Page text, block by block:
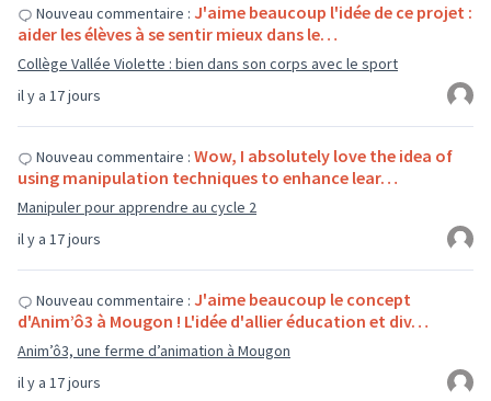
il y a 17 jours
Nouveau commentaire : J'aime beaucoup l'idée de ce projet :
aider les élèves à se sentir mieux dans le…
Collège Vallée Violette : bien dans son corps avec le sport
il y a 17 jours
Nouveau commentaire : Wow, I absolutely love the idea of
using manipulation techniques to enhance lear…
Manipuler pour apprendre au cycle 2
il y a 17 jours
Nouveau commentaire : J'aime beaucoup le concept
d'Anim’ô3 à Mougon ! L'idée d'allier éducation et div…
Anim’ô3, une ferme d’animation à Mougon